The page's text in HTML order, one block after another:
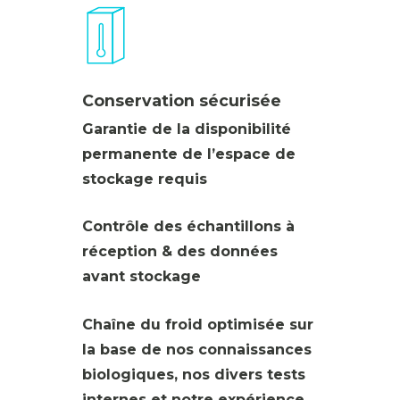
Conservation sécurisée
Garantie de la disponibilité
permanente de l’espace de
stockage requis
Contrôle des échantillons à
réception & des données
avant stockage
Chaîne du froid optimisée sur
la base de nos connaissances
biologiques, nos divers tests